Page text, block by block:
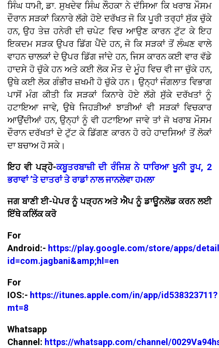
ਸਿੰਘ ਧਾਮੀ, ਡਾ. ਸੁਖਦੇਵ ਸਿੰਘ ਲੌਹਕਾ ਨੇ ਦੱਸਿਆ ਕਿ ਖਰਾਬ ਮੌਸਮ
ਦੌਰਾਨ ਸੜਕਾਂ ਕਿਨਾਰੇ ਲੱਗੇ ਹੋਏ ਦਰੱਖਤ ਜੋ ਕਿ ਪੂਰੀ ਤਰ੍ਹਾਂ ਸੁੱਕ ਚੁੱਕੇ
ਹਨ, ਉਹ ਤੇਜ਼ ਹਨੇਰੀ ਦੀ ਚਪੇਟ ਵਿਚ ਆਉਣ ਕਾਰਨ ਟੁੱਟ ਕੇ ਇਹ
ਇਕਦਮ ਸੜਕ ਉਪਰ ਡਿੱਗ ਪੈਂਦੇ ਹਨ, ਜੋ ਕਿ ਸੜਕਾਂ ਤੋਂ ਲੰਘਣ ਵਾਲੇ
ਵਾਹਨ ਚਾਲਕਾਂ ਦੇ ਉਪਰ ਡਿੱਗ ਜਾਂਦੇ ਹਨ, ਜਿਸ ਕਾਰਨ ਕਈ ਵਾਰ ਵੱਡੇ
ਹਾਦਸੇ ਹੋ ਚੁੱਕੇ ਹਨ ਅਤੇ ਕਈ ਲੋਕ ਮੌਤ ਦੇ ਮੂੰਹ ਵਿਚ ਵੀ ਜਾ ਚੁੱਕੇ ਹਨ,
ਉਥੇ ਕਈ ਲੋਕ ਗੰਭੀਰ ਜ਼ਖਮੀ ਹੋ ਚੁੱਕੇ ਹਨ। ਉਨ੍ਹਾਂ ਜੰਗਲਾਤ ਵਿਭਾਗ
ਪਾਸੋਂ ਮੰਗ ਕੀਤੀ ਕਿ ਸੜਕਾਂ ਕਿਨਾਰੇ ਹੋਏ ਲੱਗੇ ਸੁੱਕੇ ਦਰੱਖਤਾਂ ਨੂੰ
ਹਟਾਇਆ ਜਾਵੇ, ਉਥੇ ਜਿਹੜੀਆਂ ਝਾੜੀਆਂ ਵੀ ਸੜਕਾਂ ਵਿਚਕਾਰ
ਆਉਂਦੀਆਂ ਹਨ, ਉਨ੍ਹਾਂ ਨੂੰ ਵੀ ਹਟਾਇਆ ਜਾਵੇ ਤਾਂ ਜੋ ਖਰਾਬ ਮੌਸਮ
ਦੌਰਾਨ ਦਰੱਖਤਾਂ ਦੇ ਟੁੱਟ ਕੇ ਡਿੱਗਣ ਕਾਰਨ ਹੋ ਰਹੇ ਹਾਦਸਿਆਂ ਤੋਂ ਲੋਕਾਂ
ਦਾ ਬਚਾਅ ਹੋ ਸਕੇ।
ਇਹ ਵੀ ਪੜ੍ਹੋ-ਕਬੂਤਰਬਾਜ਼ੀ ਦੀ ਰੰਜਿਸ਼ ਨੇ ਧਾਰਿਆ ਖੂਨੀ ਰੂਪ, 2
ਭਰਾਵਾਂ ’ਤੇ ਦਾਤਰਾਂ ਤੇ ਰਾਡਾਂ ਨਾਲ ਜਾਨਲੇਵਾ ਹਮਲਾ
ਜਗ ਬਾਣੀ ਈ-ਪੇਪਰ ਨੂੰ ਪੜ੍ਹਨ ਅਤੇ ਐਪ ਨੂੰ ਡਾਊਨਲੋਡ ਕਰਨ ਲਈ
ਇੱਥੇ ਕਲਿੱਕ ਕਰੋ
For
Android:- https://play.google.com/store/apps/
id=com.jagbani&amp;hl=en
For
IOS:- https://itunes.apple.com/in/app/id538323711?
mt=8
Whatsapp
Channel: https://whatsapp.com/channel/